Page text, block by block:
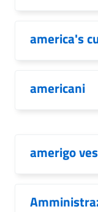
america's
americani
amerigo